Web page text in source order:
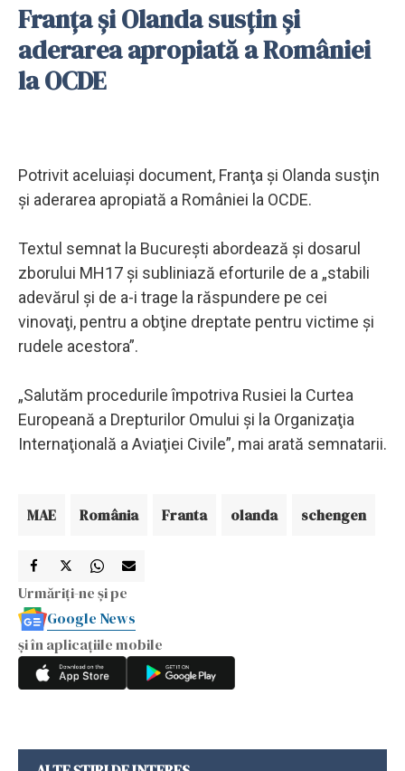
Franţa şi Olanda susţin şi
aderarea apropiată a României
la OCDE
Potrivit aceluiaşi document, Franţa şi Olanda susţin
şi aderarea apropiată a României la OCDE.
Textul semnat la Bucureşti abordează şi dosarul
zborului MH17 şi subliniază eforturile de a „stabili
adevărul şi de a-i trage la răspundere pe cei
vinovaţi, pentru a obţine dreptate pentru victime şi
rudele acestora”.
„Salutăm procedurile împotriva Rusiei la Curtea
Europeană a Drepturilor Omului şi la Organizaţia
Internaţională a Aviaţiei Civile”, mai arată semnatarii.
MAE România Franta olanda schengen
Urmăriți-ne și pe
Google News
și în aplicațiile mobile